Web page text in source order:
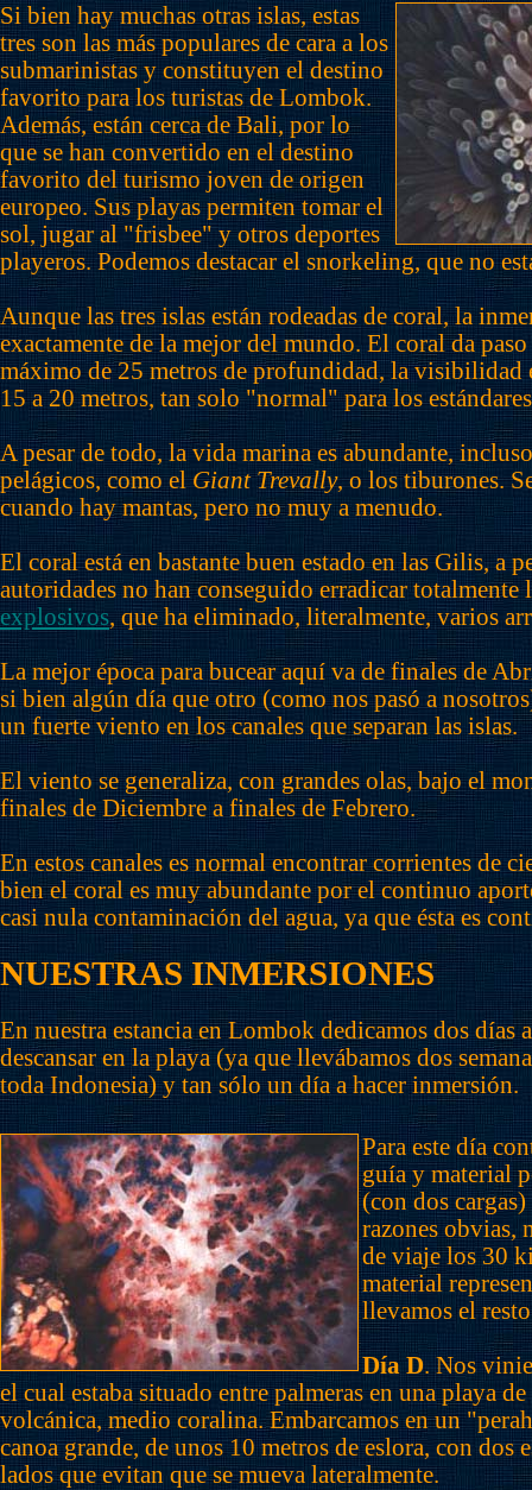
Si bien hay muchas otras islas, estas
tres son las más populares de cara a los
submarinistas y constituyen el destino
favorito para los turistas de Lombok.
Además, están cerca de Bali, por lo
que se han convertido en el destino
favorito del turismo joven de origen
europeo. Sus playas permiten tomar el
sol, jugar al "frisbee" y otros deportes
playeros. Podemos destacar el snorkeling, que no
Aunque las tres islas están rodeadas de coral, la
exactamente de la mejor del mundo. El coral da paso
máximo de 25 metros de profundidad, la visibilidad
15 a 20 metros, tan solo "normal" para los
A pesar de todo, la vida marina es abundante,
pelágicos, como elGiant Trevally, o los tiburones.
cuando hay mantas, pero no muy a menudo.
El coral está en bastante buen estado en las Gilis, a
autoridades no han conseguido erradicar totalmente
explosivos, que ha eliminado, literalmente, varios
La mejor época para bucear aquí va de finales de
si bien algún día que otro (como nos pasó a
un fuerte viento en los canales que separan las islas.
El viento se generaliza, con grandes olas, bajo el
finales de Diciembre a finales de Febrero.
En estos canales es normal encontrar corrientes de
bien el coral es muy abundante por el continuo
casi nula contaminación del agua, ya que ésta es
NUESTRAS INMERSIONES
En nuestra estancia en Lombok dedicamos dos días
descansar en la playa (ya que llevábamos dos
toda Indonesia) y tan sólo un día a hacer inmersión.
Para este día
guía y material
(con dos
razones obvias,
de viaje los 30
material
llevamos el
Día D. Nos
el cual estaba situado entre palmeras en una playa
volcánica, medio coralina. Embarcamos en un
canoa grande, de unos 10 metros de eslora, con dos
lados que evitan que se mueva lateralmente.